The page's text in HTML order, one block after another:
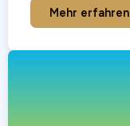
Mehr erfahren